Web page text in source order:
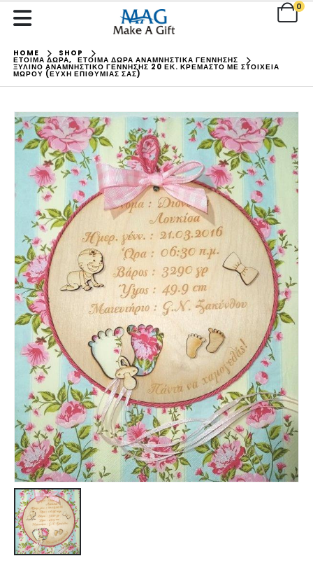
0
HOME SHOP
ΕΤΟΙΜΑ ΔΩΡΑ, ΕΤΟΙΜΑ ΔΩΡΑ ΑΝΑΜΝΗΣΤΙΚΑ ΓΕΝΝΗΣΗΣ
ΞΎΛΙΝΟ ΑΝΑΜΝΗΣΤΙΚΌ ΓΈΝΝΗΣΗΣ 20 ΕΚ. ΚΡΕΜΑΣΤΌ ΜΕ ΣΤΟΙΧΕΊΑ
ΜΩΡΟΎ (ΕΥΧΉ ΕΠΙΘΥΜΊΑΣ ΣΑΣ)